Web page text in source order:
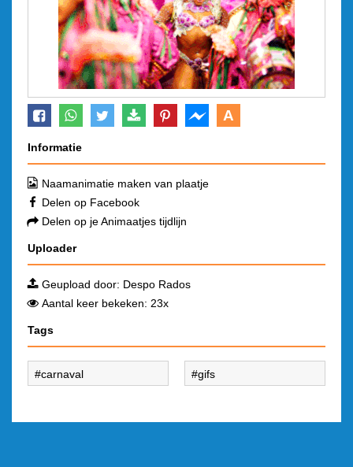
A
Informatie
Naamanimatie maken van plaatje
Delen op Facebook
Delen op je Animaatjes tijdlijn
Uploader
Geupload door: Despo Rados
Aantal keer bekeken: 23x
Tags
carnaval gifs